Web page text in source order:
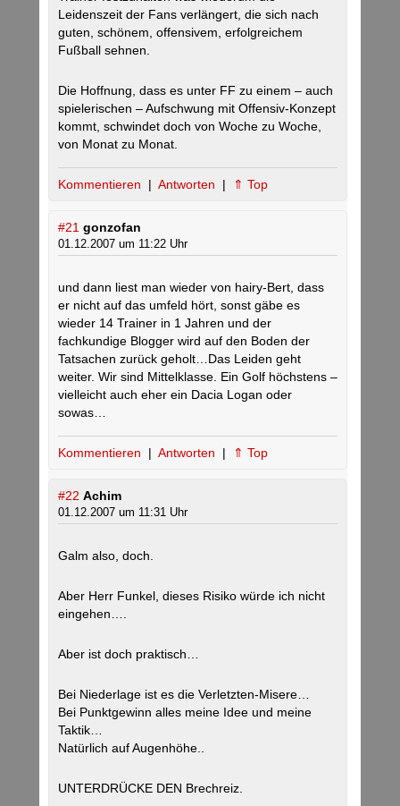
Leidenszeit der Fans verlängert, die sich nach
guten, schönem, offensivem, erfolgreichem
Fußball sehnen.
Die Hoffnung, dass es unter FF zu einem – auch
spielerischen – Aufschwung mit Offensiv-Konzept
kommt, schwindet doch von Woche zu Woche,
von Monat zu Monat.
Kommentieren | Antworten | ⇑ Top
#21 gonzofan
01.12.2007 um 11:22 Uhr
und dann liest man wieder von hairy-Bert, dass
er nicht auf das umfeld hört, sonst gäbe es
wieder 14 Trainer in 1 Jahren und der
fachkundige Blogger wird auf den Boden der
Tatsachen zurück geholt…Das Leiden geht
weiter. Wir sind Mittelklasse. Ein Golf höchstens –
vielleicht auch eher ein Dacia Logan oder
sowas…
Kommentieren | Antworten | ⇑ Top
#22 Achim
01.12.2007 um 11:31 Uhr
Galm also, doch.
Aber Herr Funkel, dieses Risiko würde ich nicht
eingehen….
Aber ist doch praktisch…
Bei Niederlage ist es die Verletzten-Misere…
Bei Punktgewinn alles meine Idee und meine
Taktik…
Natürlich auf Augenhöhe..
UNTERDRÜCKE DEN Brechreiz.